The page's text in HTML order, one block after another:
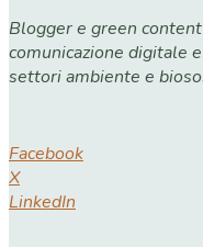
Blogger e green
comunicazione digitale
settori ambiente e
Facebook
X
LinkedIn